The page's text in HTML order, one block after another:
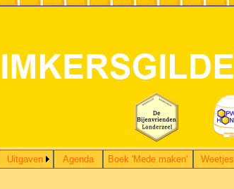
Uitgaven Agenda Boek 'Mede maken' Weetjes